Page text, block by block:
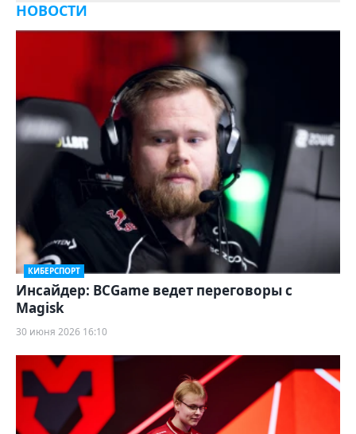
НОВОСТИ
КИБЕРСПОРТ
Инсайдер: BCGame ведет переговоры с
Magisk
30 июня 2026 16:10